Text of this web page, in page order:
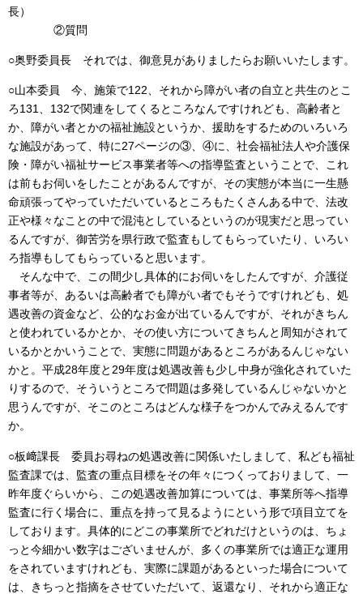
長）
②質問
○奥野委員長 それでは、御意見がありましたらお願いいたします。
○山本委員 今、施策で122、それから障がい者の自立と共生のとこ
ろ131、132で関連をしてくるところなんですけれども、高齢者と
か、障がい者とかの福祉施設というか、援助をするためのいろいろ
な施設があって、特に27ページの③、④に、社会福祉法人や介護保
険・障がい福祉サービス事業者等への指導監査ということで、これ
は前もお伺いをしたことがあるんですが、その実態が本当に一生懸
命頑張ってやっていただいているところもたくさんある中で、法改
正や様々なことの中で混沌としているというのが現実だと思ってい
るんですが、御苦労を県行政で監査もしてもらっていたり、いろい
ろ指導もしてもらっていると思います。
そんな中で、この間少し具体的にお伺いをしたんですが、介護従
事者等が、あるいは高齢者でも障がい者でもそうですけれども、処
遇改善の資金など、公的なお金が出ているんですが、それがきちん
と使われているかとか、その使い方についてきちんと周知がされて
いるかとかいうことで、実態に問題があるところがあるんじゃない
かと。平成28年度と29年度は処遇改善も少し中身が強化されていた
りするので、そういうところで問題は多発しているんじゃないかと
思うんですが、そこのところはどんな様子をつかんでみえるんです
か。
○板﨑課長 委員お尋ねの処遇改善に関係いたしまして、私ども福祉
監査課では、監査の重点目標をその年々につくっておりまして、一
昨年度ぐらいから、この処遇改善加算については、事業所等へ指導
監査に行く場合に、重点を持って見るようにという形で項目立てを
しております。具体的にどこの事業所でどれだけというのは、ちょ
っと今細かい数字はございませんが、多くの事業所では適正な運用
をされていますけれども、実際に課題があるといった場合について
は、きちっと指摘をさせていただいて、返還なり、それから適正な